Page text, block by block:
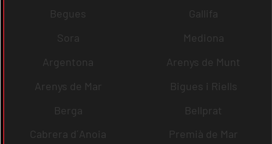
Begues
Gallifa
Sora
Mediona
Argentona
Arenys de Munt
Arenys de Mar
Bigues i Riells
Berga
Bellprat
Cabrera d´Anoia
Premià de Mar